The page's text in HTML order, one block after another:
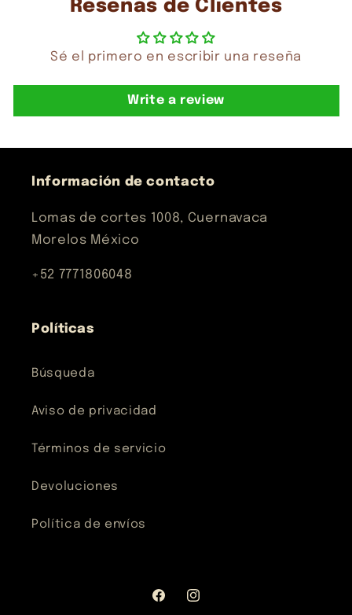
Reseñas de Clientes
Sé el primero en escribir una reseña
Write a review
Información de contacto
Lomas de cortes 1008, Cuernavaca
Morelos México
+52 7771806048
Políticas
Búsqueda
Aviso de privacidad
Términos de servicio
Devoluciones
Política de envíos
FacebookInstagram